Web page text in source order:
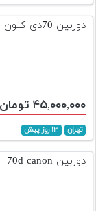
دوربین 70دی کنون با لنز 18 135
۴۵,۰۰۰,۰۰۰ تومان
تهران ۱۳ روز پیش
دوربین 70d canon